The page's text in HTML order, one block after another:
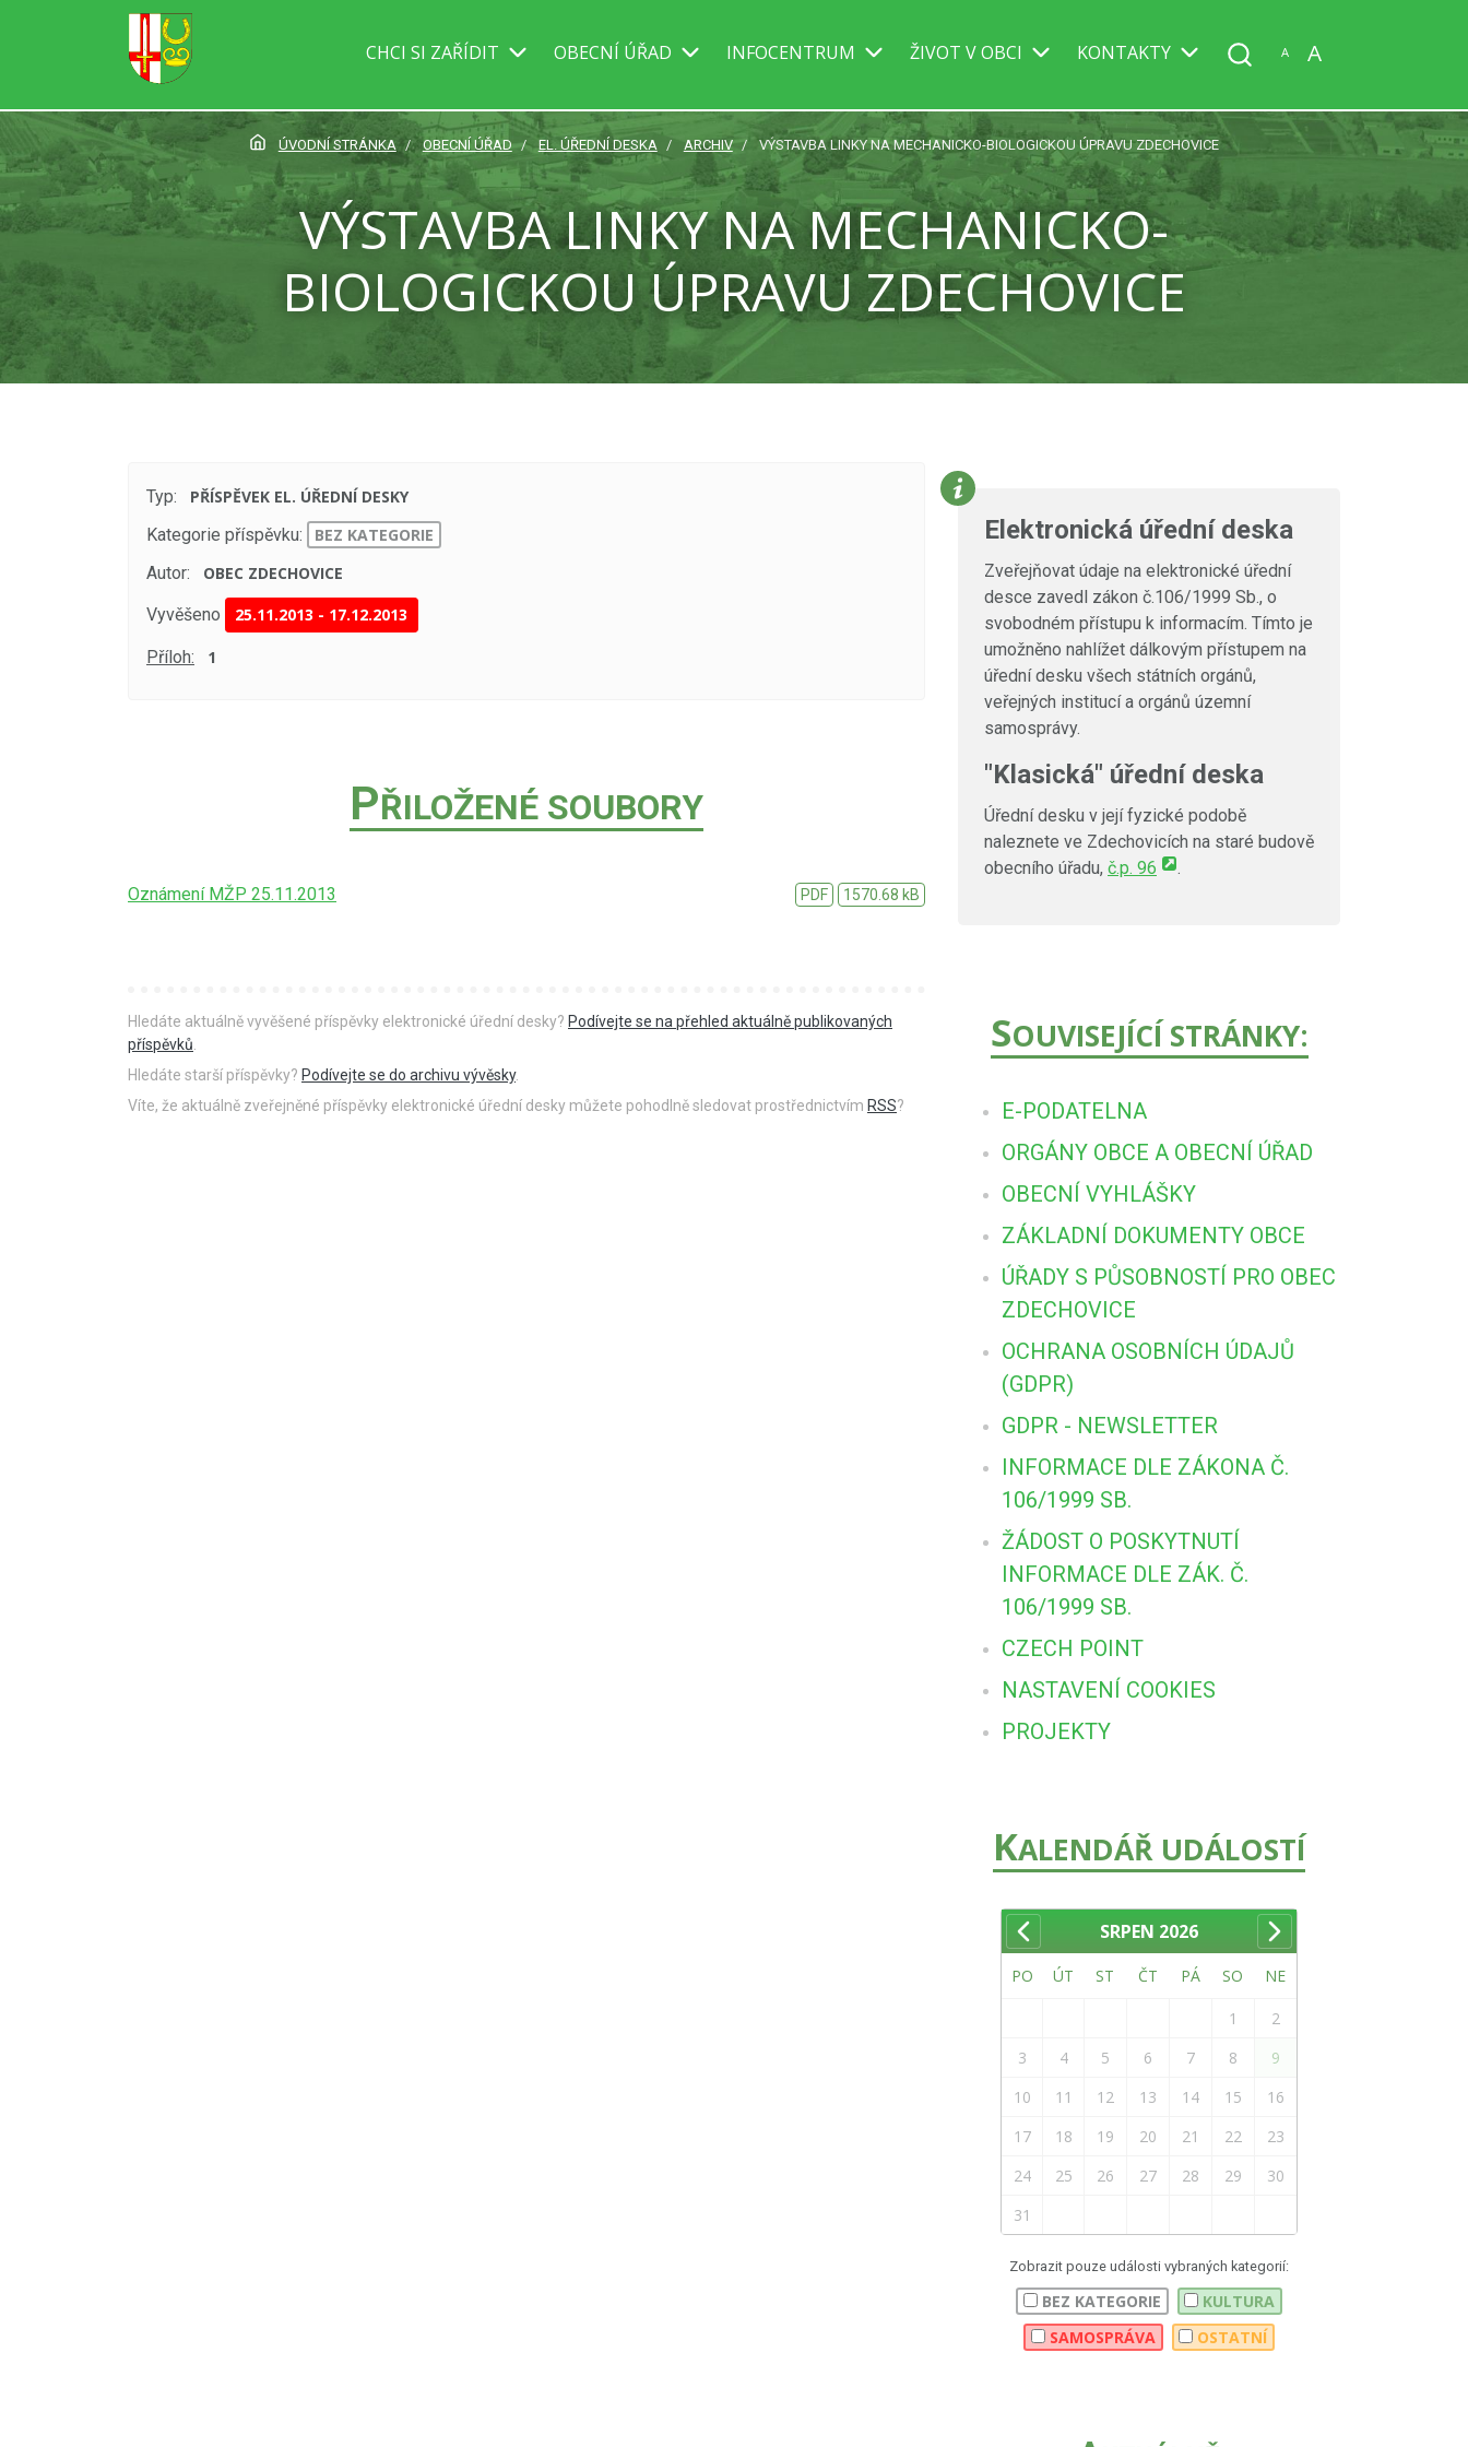
CHCI SI ZAŘÍDIT OBECNÍ ÚŘAD INFOCENTRUM ŽIVOT V OBCI KONTAKTY A A
ÚVODNÍ STRÁNKA OBECNÍ ÚŘAD EL. ÚŘEDNÍ DESKA ARCHIV VÝSTAVBA LINKY NA MECHANICKO-BIOLOGICKOU ÚPRAVU ZDECHOVICE
VÝSTAVBA LINKY NA MECHANICKO-
BIOLOGICKOU ÚPRAVU ZDECHOVICE
Typ:
PŘÍSPĚVEK EL. ÚŘEDNÍ DESKY
Kategorie příspěvku:
BEZ KATEGORIE
Autor:
OBEC ZDECHOVICE
Vyvěšeno 25.11.2013 - 17.12.2013
Příloh: 1
PŘILOŽENÉ SOUBORY
Oznámení MŽP 25.11.2013 PDF 1570.68 kB
Hledáte aktuálně vyvěšené příspěvky elektronické úřední desky? Podívejte se na přehled aktuálně publikovaných
příspěvků
Hledáte starší příspěvky? Podívejte se do archivu vývěsky.
Víte, že aktuálně zveřejněné příspěvky elektronické úřední desky můžete pohodlně sledovat prostřednictvím RSS?
Elektronická úřední deska
Zveřejňovat údaje na elektronické úřední
desce zavedl zákon č.106/1999 Sb., o
svobodném přístupu k informacím. Tímto je
umožněno nahlížet dálkovým přístupem na
úřední desku všech státních orgánů,
veřejných institucí a orgánů územní
samosprávy.
"Klasická" úřední deska
Úřední desku v její fyzické podobě
naleznete ve Zdechovicích na staré budově
obecního úřadu, č.p. 96 .
SOUVISEJÍCÍ STRÁNKY:
E-PODATELNA
ORGÁNY OBCE A OBECNÍ ÚŘAD
OBECNÍ VYHLÁŠKY
ZÁKLADNÍ DOKUMENTY OBCE
ÚŘADY S PŮSOBNOSTÍ PRO OBEC
ZDECHOVICE
OCHRANA OSOBNÍCH ÚDAJŮ
(GDPR)
GDPR - NEWSLETTER
INFORMACE DLE ZÁKONA Č.
106/1999 SB.
ŽÁDOST O POSKYTNUTÍ
INFORMACE DLE ZÁK. Č.
106/1999 SB.
CZECH POINT
NASTAVENÍ COOKIES
PROJEKTY
KALENDÁŘ UDÁLOSTÍ
SRPEN 2026
PO ÚT ST ČT PÁ SO NE
1
2
3
4 5 6 7 8
9
10
11 12 13 14 15
16
17
18 19 20 21 22
23
24
25 26 27 28 29
30
31
Zobrazit pouze události vybraných kategorií:
BEZ KATEGORIE
KULTURA
SAMOSPRÁVA
OSTATNÍ